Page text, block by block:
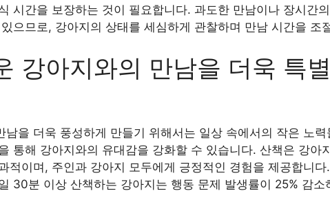
시간을 보장하는 것이 필요합니다. 과도한 만남이나 장시간
으므로, 강아지의 상태를 세심하게 관찰하며 만남 시간을 조
강아지와의 만남을 더욱 특
남을 더욱 풍성하게 만들기 위해서는 일상 속에서의 작은 노
통해 강아지와의 유대감을 강화할 수 있습니다. 산책은 강아
적이며, 주인과 강아지 모두에게 긍정적인 경험을 제공합니
30분 이상 산책하는 강아지는 행동 문제 발생률이 25% 감소